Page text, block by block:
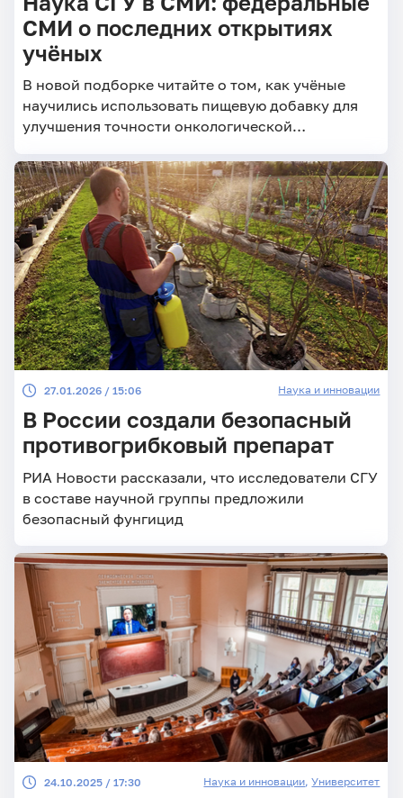
СМИ о последних открытиях
учёных
В новой подборке читайте о том, как учёные
научились использовать пищевую добавку для
улучшения точности онкологической
технологии позволяют создавать
энергосберегающие нейронные сети и как
можно повысить эффективность аккумуляторов.
27.01.2026 / 15:06 Наука и инновации
В России создали безопасный
противогрибковый препарат
РИА Новости рассказали, что исследователи СГУ
в составе научной группы предложили
безопасный фунгицид
24.10.2025 / 17:30 Наука и инновации,Университет